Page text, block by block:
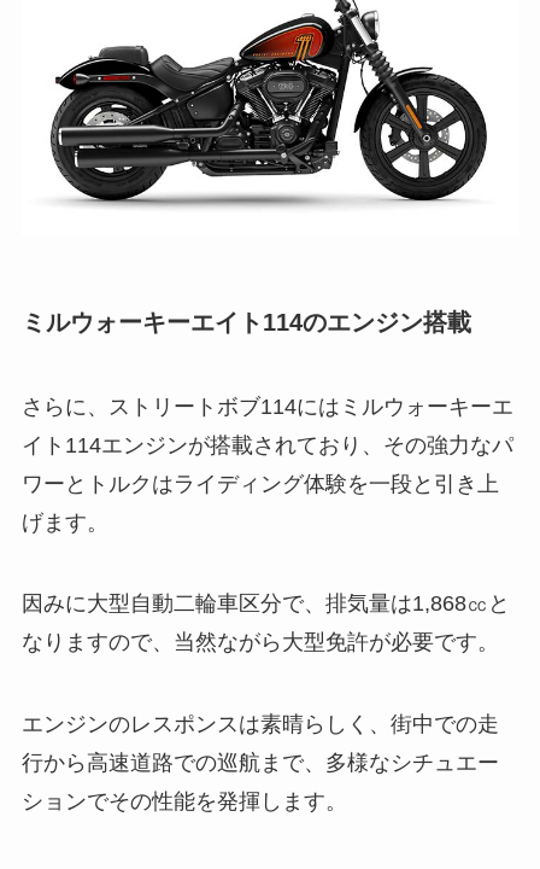
ミルウォーキーエイト114のエンジン搭載
さらに、ストリートボブ114にはミルウォーキーエ
イト114エンジンが搭載されており、その強力なパ
ワーとトルクはライディング体験を一段と引き上
げます。
因みに大型自動二輪車区分で、排気量は1,868㏄と
なりますので、当然ながら大型免許が必要です。
エンジンのレスポンスは素晴らしく、街中での走
行から高速道路での巡航まで、多様なシチュエー
ションでその性能を発揮します。